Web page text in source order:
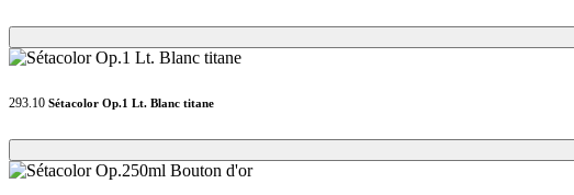
Loading...
Loading...
293.10 Sétacolor Op.1 Lt. Blanc titane
Loading...
Loading...